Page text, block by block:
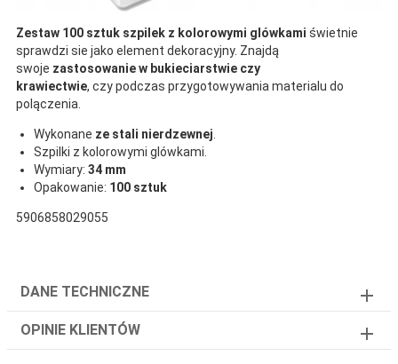
Zestaw 100 sztuk szpilek z kolorowymi glówkami świetnie
sprawdzi sie jako element dekoracyjny. Znajdą
swoje zastosowanie w bukieciarstwie czy
krawiectwie, czy podczas przygotowywania materialu do
polączenia.
Wykonane ze stali nierdzewnej.
Szpilki z kolorowymi glówkami.
Wymiary: 34 mm
Opakowanie: 100 sztuk
5906858029055
DANE TECHNICZNE
OPINIE KLIENTÓW